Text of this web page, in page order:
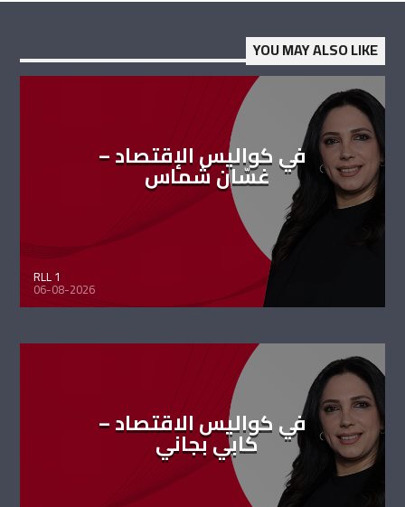
YOU MAY ALSO LIKE
في كواليس الإقتصاد –
غسّان شماس
RLL 1
06-08-2026
في كواليس الاقتصاد –
كابي بجاني